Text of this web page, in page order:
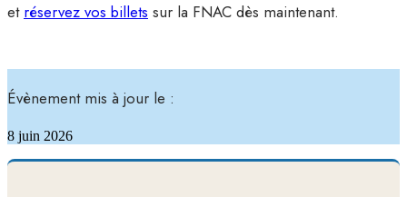
et réservez vos billets sur la FNAC dès maintenant.
Évènement mis à jour le :
8 juin 2026